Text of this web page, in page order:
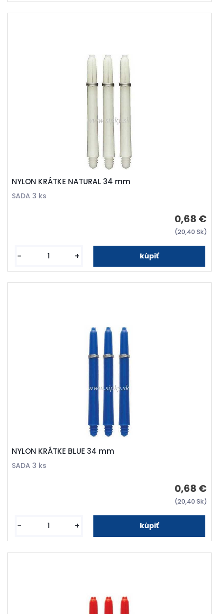
NYLON KRÁTKE NATURAL 34 mm
SADA 3 ks
0,68 €
(20,40 Sk)
- +
NYLON KRÁTKE BLUE 34 mm
SADA 3 ks
0,68 €
(20,40 Sk)
- +